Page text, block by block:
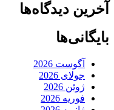
آخرین دیدگاه‌ها
بایگانی‌ها
آگوست 2026
جولای 2026
ژوئن 2026
فوریه 2026